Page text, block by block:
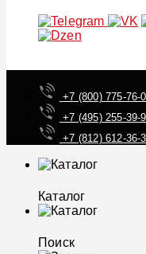
+7 (800) 775-76-
+7 (495) 255-39-
+7 (812) 612-36-
Каталог
Поиск